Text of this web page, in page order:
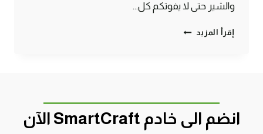
والشير حتى لا يفوتكم كل…
إقرأ المزيد طريقة
ماين
كرافت
#SMARTCRAFT
انضم الى خادم SmartCraft الآن